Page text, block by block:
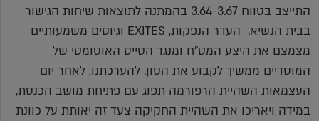
התייצב בטווח 3.64-3.67 בהמתנה לתוצאות שיחות הגישור
בבית הנשיא. העדר הנפקות, EXITES וגיוסים משמעותיים
מצמצם את היצע המט"ח ומנגד הטייס האוטומטי של
המוסדיים ממשיך לקבוע את הטון. להערכתנו, לאחר יום
העצמאות השהיית הרפורמה תפוג עם פתיחת מושב הכנסת,
במידה ויאריכו את השהיית החקיקה צעד זה יאותת על כוונת